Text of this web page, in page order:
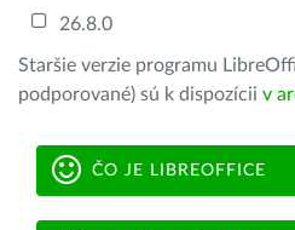
26.8.0
Staršie verzie programu
podporované) sú k dispozícii v
ČO JE LIBREOFFICE